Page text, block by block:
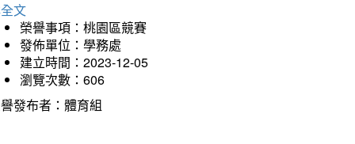
文
榮譽事項：桃園區競賽
發佈單位：學務處
建立時間：2023-12-05
瀏覽次數：606
發布者：體育組